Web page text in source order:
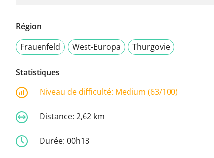
Région
Frauenfeld
West-Europa Thurgovie
Statistiques
Niveau de difficulté: Medium (63/100)
Distance: 2,62 km
Durée: 00h18